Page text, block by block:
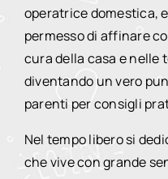
operatrice domestica,
permesso di affinare
cura della casa e nelle
diventando un vero
parenti per consigli
Nel tempo libero si
che vive con grande